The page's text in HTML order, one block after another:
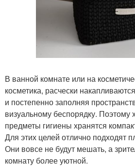
В ванной комнате или на
косметика, расчески
и постепенно заполняя
визуальному беспорядку. Поэтому
предметы гигиены хранятся
Для этих целей отлично подходят
Они вовсе не будут мешать, а
комнату более уютной.